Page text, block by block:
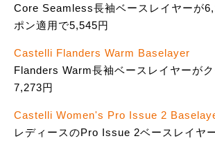
Core Seamless長袖ベースレイヤーが
ポン適用で5,545円
Castelli Flanders Warm Baselayer
Flanders Warm長袖ベースレイヤーが
7,273円
Castelli Women's Pro Issue 2
レディースのPro Issue 2ベースレイヤ